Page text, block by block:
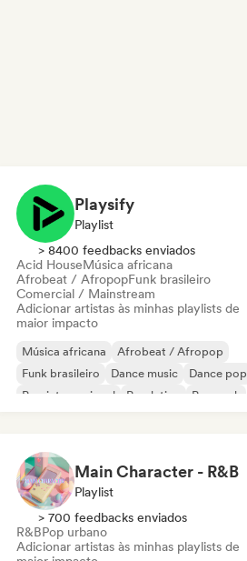
Playsify
Playlist
> 8400 feedbacks enviados
Acid HouseMúsica africana
Afrobeat / AfropopFunk brasileiro
Comercial / Mainstream
Adicionar artistas às minhas playlists de
maior impacto
Música africana
Afrobeat / Afropop
Funk brasileiro
Dance music
Dance pop
Pop internacional
Pop latino Pop rock
Main Character - R&B
Playlist
> 700 feedbacks enviados
R&BPop urbano
Adicionar artistas às minhas playlists de